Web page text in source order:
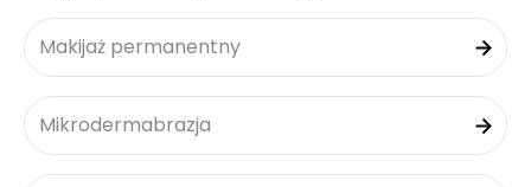
Makijaż permanentny
Mikrodermabrazja